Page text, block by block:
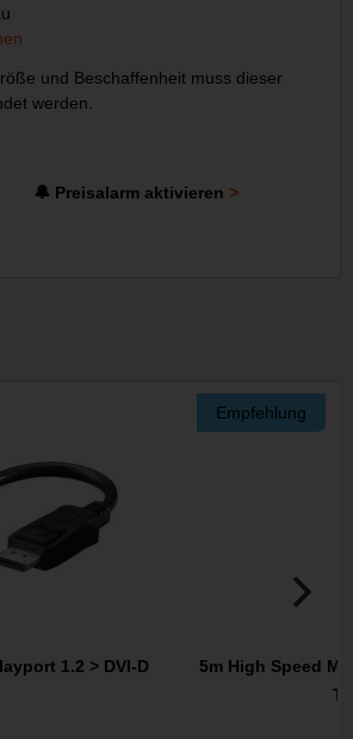
und Beschaffenheit muss dieser
werden.
🔔 Preisalarm aktivieren
1.2 > DVI-D
Empfehlung
5m High Speed